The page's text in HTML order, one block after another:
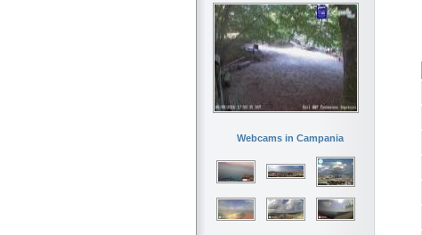
Webcams in Campania